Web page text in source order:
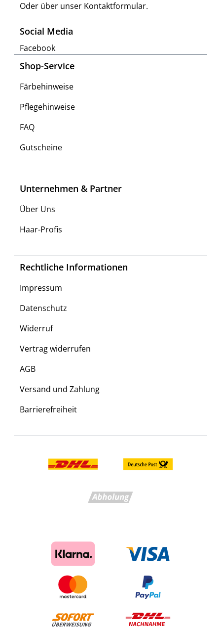
Oder über unser Kontaktformular.
Social Media
Facebook
Shop-Service
Färbehinweise
Pflegehinweise
FAQ
Gutscheine
Unternehmen & Partner
Über Uns
Haar-Profis
Rechtliche Informationen
Impressum
Datenschutz
Widerruf
Vertrag widerrufen
AGB
Versand und Zahlung
Barrierefreiheit